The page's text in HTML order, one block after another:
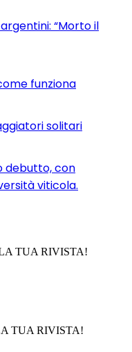
“Morto il
funziona
solitari
debutto, con
viticola.
TUA RIVISTA!
TUA RIVISTA!